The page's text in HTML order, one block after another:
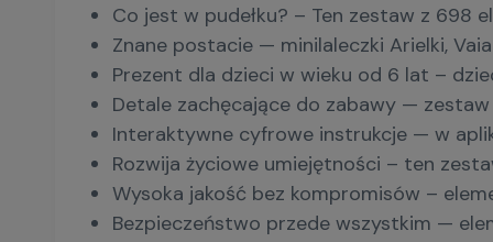
Co jest w pudełku? – Ten zestaw z 698
Znane postacie — minilaleczki Arielki,
Prezent dla dzieci w wieku od 6 lat –
Detale zachęcające do zabawy —
Interaktywne cyfrowe instrukcje — w
Rozwija życiowe umiejętności – ten
Wysoka jakość bez kompromisów –
Bezpieczeństwo przede wszystkim —